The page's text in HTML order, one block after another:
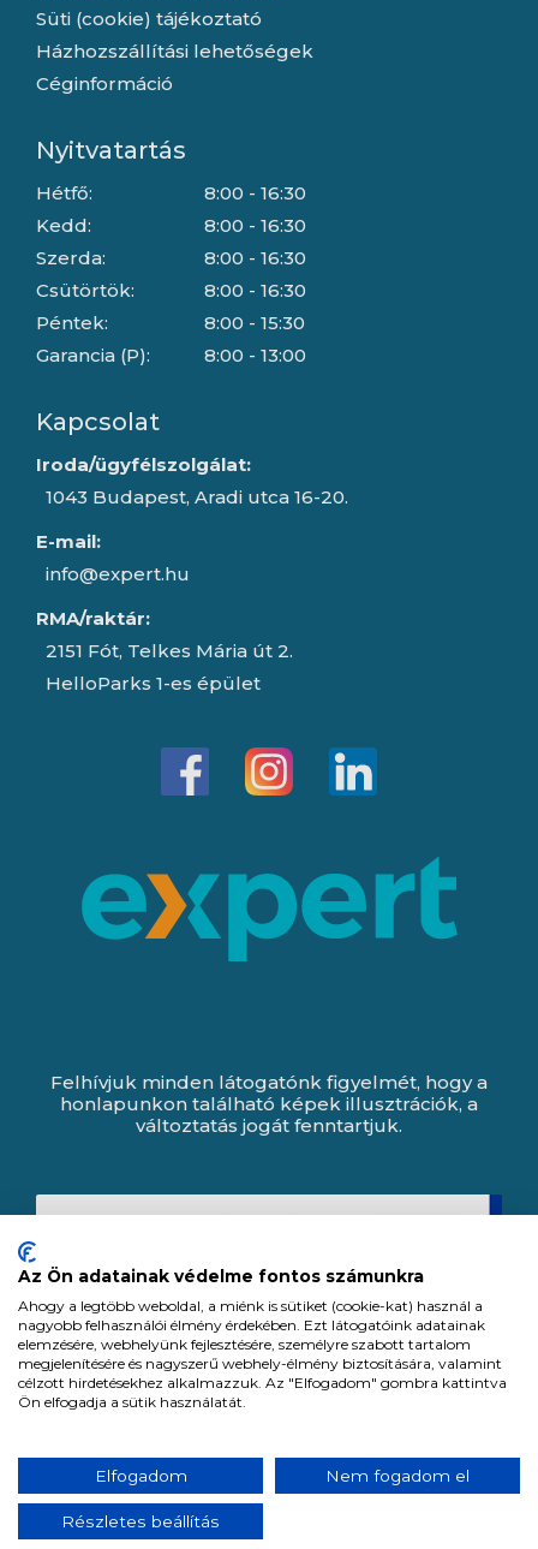
Süti (cookie) tájékoztató
Házhozszállítási lehetőségek
Céginformáció
Nyitvatartás
Hétfő:
Kedd:
Szerda:
Csütörtök:
Péntek:
Garancia (P):
8:00 - 16:30
8:00 - 16:30
8:00 - 16:30
8:00 - 16:30
8:00 - 15:30
8:00 - 13:00
Kapcsolat
Iroda/ügyfélszolgálat:
1043 Budapest, Aradi utca 16-20.
E-mail:
info@expert.hu
RMA/raktár:
2151 Fót, Telkes Mária út 2.
HelloParks 1-es épület
Felhívjuk minden látogatónk figyelmét, hogy a
honlapunkon található képek illusztrációk, a
változtatás jogát fenntartjuk.
Minden jog fenntartva. All rights reserved.
Tervezte és készítette:
Vision-Software, az Octopus 8 ERP forgalmazója.
Az Ön adatainak védelme fontos számunkra
Ahogy a legtöbb weboldal, a miénk is sütiket (cookie-kat) használ a
nagyobb felhasználói élmény érdekében. Ezt látogatóink adatainak
elemzésére, webhelyünk fejlesztésére, személyre szabott tartalom
megjelenítésére és nagyszerű webhely-élmény biztosítására, valamint
célzott hirdetésekhez alkalmazzuk. Az "Elfogadom" gombra kattintva
Ön elfogadja a sütik használatát.
Elfogadom Nem fogadom el
Részletes beállítás